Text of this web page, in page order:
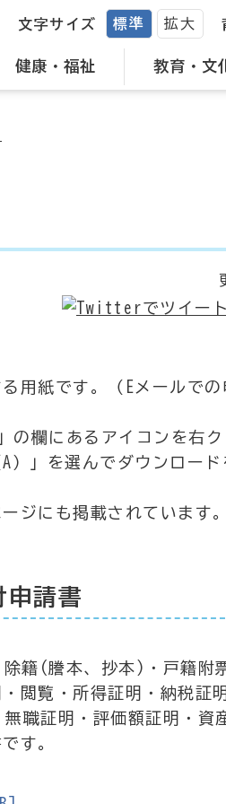
健康・福祉 教育・文
文字サイズ 標準 拡大
用紙です。（Eメールで
の欄にあるアイコンを右
）」を選んでダウンロー
ジにも掲載されています。
申請書
籍(謄本、抄本)・戸籍附
閲覧・所得証明・納税証
職証明・評価額証明・資
す。